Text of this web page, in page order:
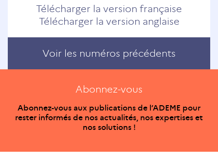
Télécharger la version française
Télécharger la version anglaise
Voir les numéros précédents
Abonnez-vous
Abonnez-vous aux publications de l’ADEME pour
rester informés de nos actualités, nos expertises et
nos solutions !